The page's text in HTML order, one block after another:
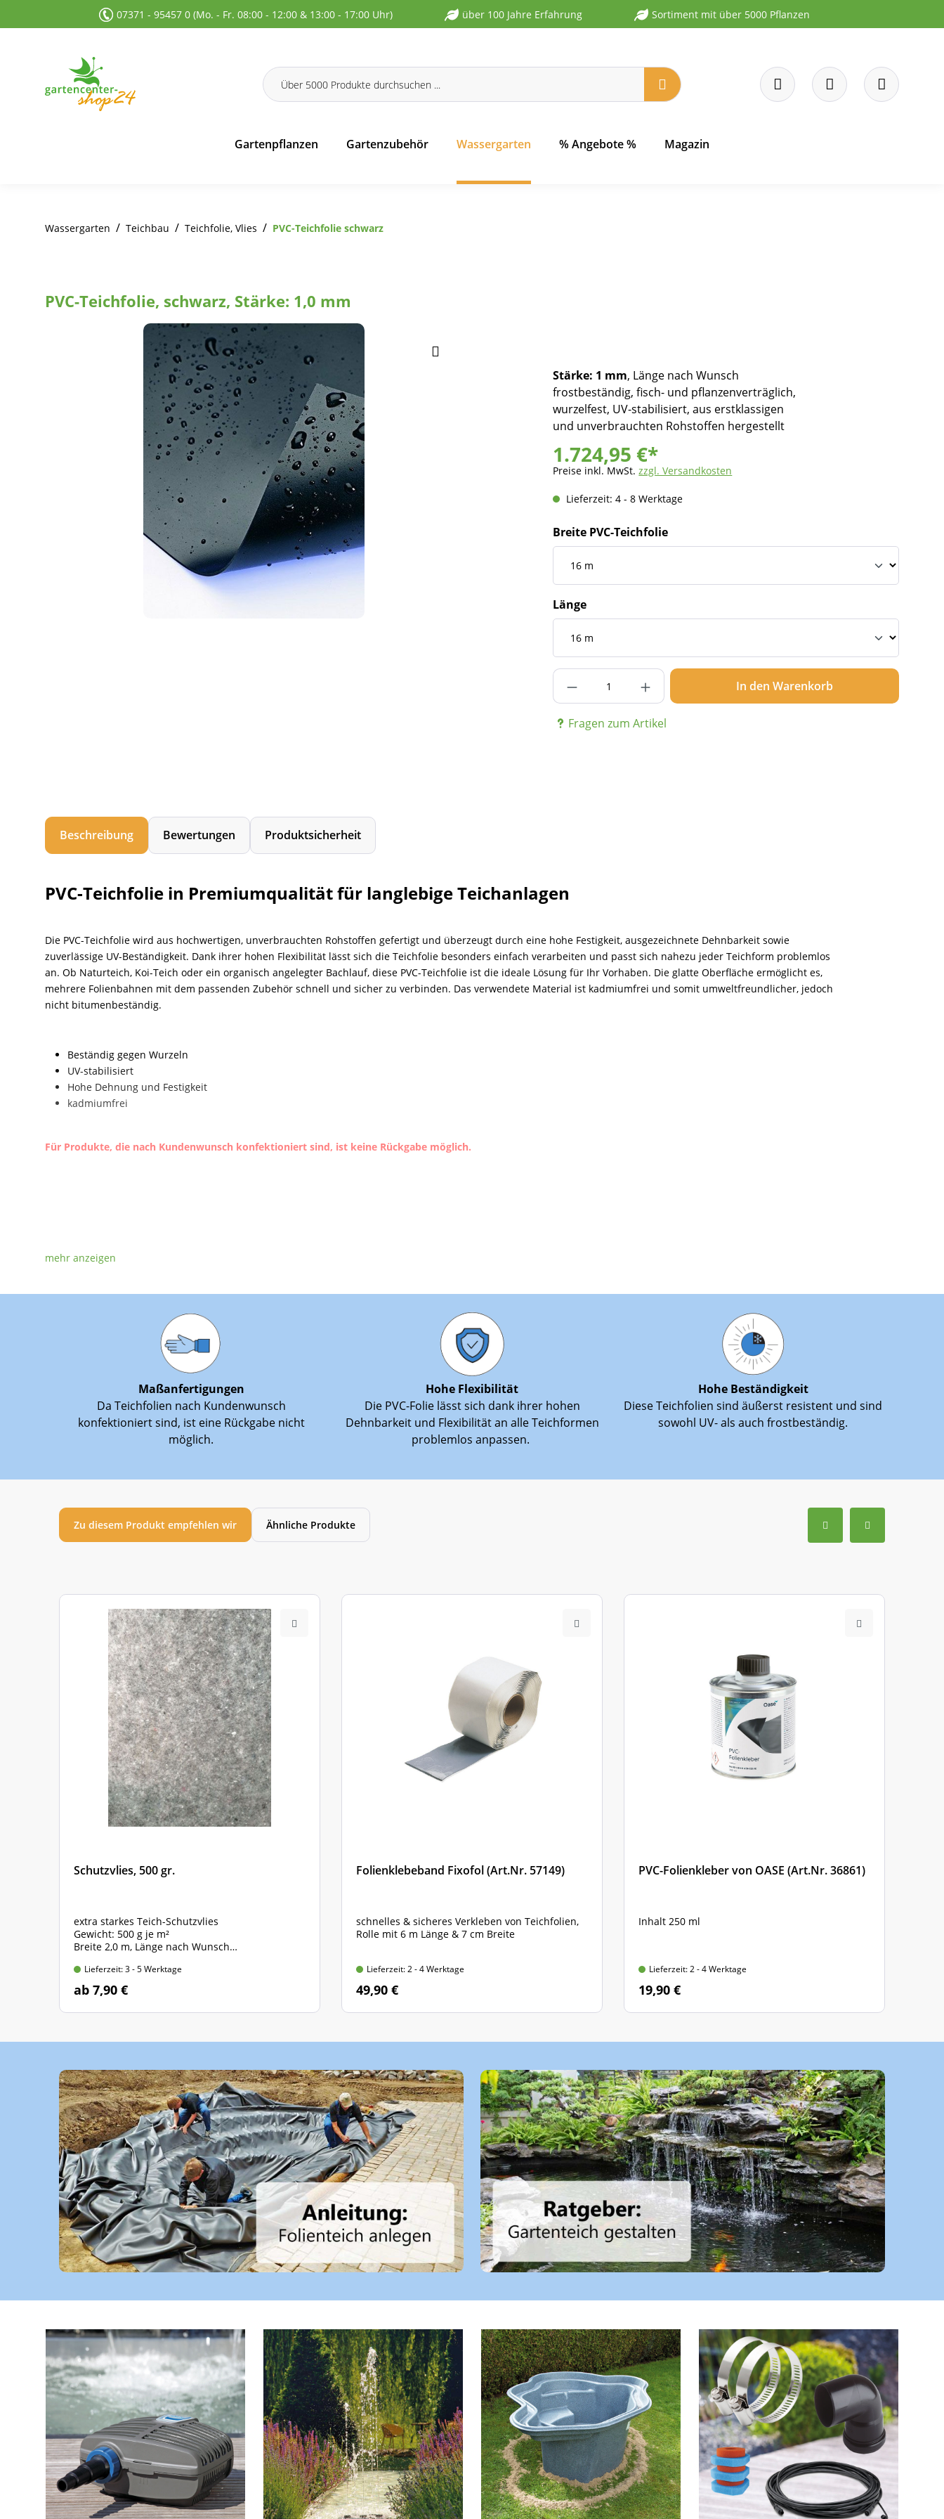
Zur Hauptnavigation springen
07371 - 95457 0 (Mo. - Fr. 08:00 - 12:00 & 13:00 - 17:00 Uhr) über 100 Jahre Erfahrung Sortiment mit über 5000 Pflanzen
Gartenpflanzen Gartenzubehör Wassergarten % Angebote % Magazin
Wassergarten / Teichbau / Teichfolie, Vlies / PVC-Teichfolie schwarz
PVC-Teichfolie, schwarz, Stärke: 1,0 mm
Stärke: 1 mm, Länge nach Wunsch
frostbeständig, fisch- und pflanzenverträglich,
wurzelfest, UV-stabilisiert, aus erstklassigen
und unverbrauchten Rohstoffen hergestellt
1.724,95 €*
Preise inkl. MwSt.zzgl. Versandkosten
Lieferzeit: 4 - 8 Werktage
Breite PVC-Teichfolie
Länge
Produkt Anzahl: Gib den gewünschten Wert ein
In den Warenkorb
Fragen zum Artikel
Beschreibung Bewertungen Produktsicherheit
PVC-Teichfolie in Premiumqualität für langlebige Teichanlagen
Die PVC-Teichfolie wird aus hochwertigen, unverbrauchten Rohstoffen gefertigt und überzeugt durch eine hohe Festigkeit, ausgezeichnete Dehnbarkeit sowie
zuverlässige UV-Beständigkeit. Dank ihrer hohen Flexibilität lässt sich die Teichfolie besonders einfach verarbeiten und passt sich nahezu jeder Teichform problemlos
an. Ob Naturteich, Koi-Teich oder ein organisch angelegter Bachlauf, diese PVC-Teichfolie ist die ideale Lösung für Ihr Vorhaben. Die glatte Oberfläche ermöglicht es,
mehrere Folienbahnen mit dem passenden Zubehör schnell und sicher zu verbinden. Das verwendete Material ist kadmiumfrei und somit umweltfreundlicher, jedoch
nicht bitumenbeständig.
Beständig gegen Wurzeln
UV-stabilisiert
Hohe Dehnung und Festigkeit
kadmiumfrei
Für Produkte, die nach Kundenwunsch konfektioniert sind, ist keine Rückgabe möglich.
Maßanfertigungen
Da Teichfolien nach Kundenwunsch
konfektioniert sind, ist eine Rückgabe nicht
möglich.
Hohe Flexibilität
Die PVC-Folie lässt sich dank ihrer hohen
Dehnbarkeit und Flexibilität an alle Teichformen
problemlos anpassen.
Hohe Beständigkeit
Diese Teichfolien sind äußerst resistent und sind
sowohl UV- als auch frostbeständig.
Zu diesem Produkt empfehlen wir Ähnliche Produkte
Schutzvlies, 500 gr.
extra starkes Teich-Schutzvlies
Gewicht: 500 g je m²
Breite 2,0 m, Länge nach Wunsch
Lieferzeit: 3 - 5 Werktage
ab 7,90 €
Folienklebeband Fixofol (Art.Nr. 57149)
schnelles & sicheres Verkleben von Teichfolien,
Rolle mit 6 m Länge & 7 cm Breite
Lieferzeit: 2 - 4 Werktage
49,90 €
PVC-Folienkleber von OASE (Art.Nr. 36861)
Inhalt 250 ml
Lieferzeit: 2 - 4 Werktage
19,90 €